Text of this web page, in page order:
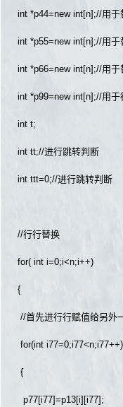
int *p44=new int[n];//用
int *p55=new int[n];//用
int *p66=new int[n];//用
int *p99=new int[n];//用于
int t;
int tt;//进行跳转判断
int ttt=0;//进行跳转判断
//行行替换
for( int i=0;i<n;i++)
{
//首先进行行赋值给另外
for(int i77=0;i77<n;i77++)
{
p77[i77]=p13[i][i77];